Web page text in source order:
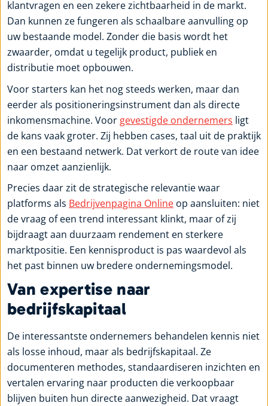
klantvragen en een zekere zichtbaarheid in de markt.
Dan kunnen ze fungeren als schaalbare aanvulling op
uw bestaande model. Zonder die basis wordt het
zwaarder, omdat u tegelijk product, publiek en
distributie moet opbouwen.
Voor starters kan het nog steeds werken, maar dan
eerder als positioneringsinstrument dan als directe
inkomensmachine. Voor gevestigde ondernemers ligt
de kans vaak groter. Zij hebben cases, taal uit de praktijk
en een bestaand netwerk. Dat verkort de route van idee
naar omzet aanzienlijk.
Precies daar zit de strategische relevantie waar
platforms als Bedrijvenpagina Online op aansluiten: niet
de vraag of een trend interessant klinkt, maar of zij
bijdraagt aan duurzaam rendement en sterkere
marktpositie. Een kennisproduct is pas waardevol als
het past binnen uw bredere ondernemingsmodel.
Van expertise naar
bedrijfskapitaal
De interessantste ondernemers behandelen kennis niet
als losse inhoud, maar als bedrijfskapitaal. Ze
documenteren methodes, standaardiseren inzichten en
vertalen ervaring naar producten die verkoopbaar
blijven buiten hun directe aanwezigheid. Dat vraagt